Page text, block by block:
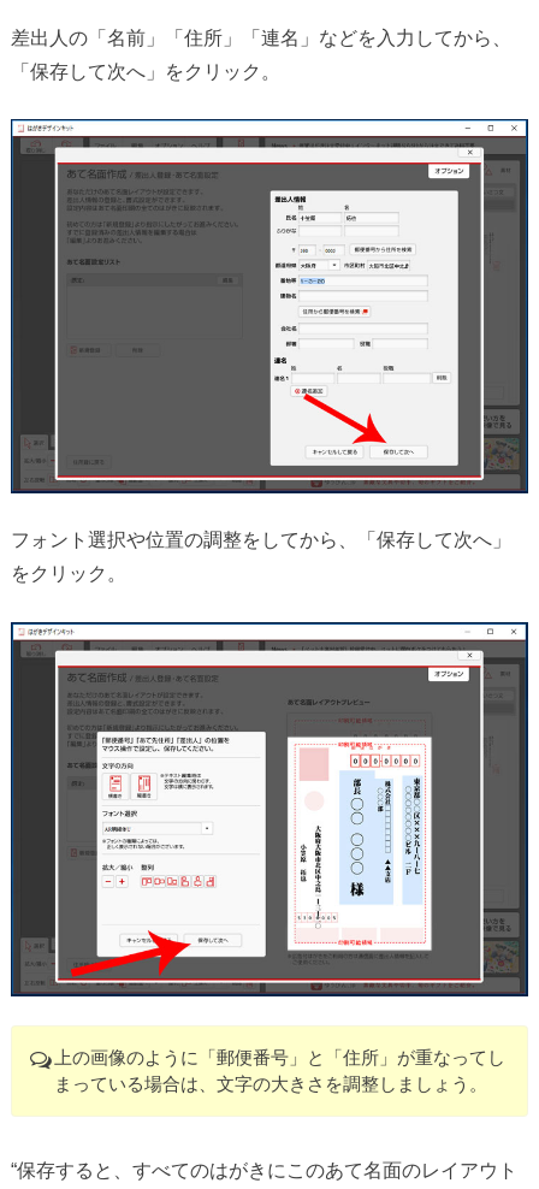
差出人の「名前」「住所」「連名」などを入力してから、
「保存して次へ」をクリック。
フォント選択や位置の調整をしてから、「保存して次へ」
をクリック。
上の画像のように「郵便番号」と「住所」が重なってし
まっている場合は、文字の大きさを調整しましょう。
“保存すると、すべてのはがきにこのあて名面のレイアウト